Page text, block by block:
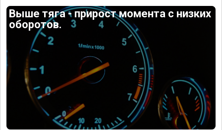
Выше тяга - прирост момента с низких
оборотов.